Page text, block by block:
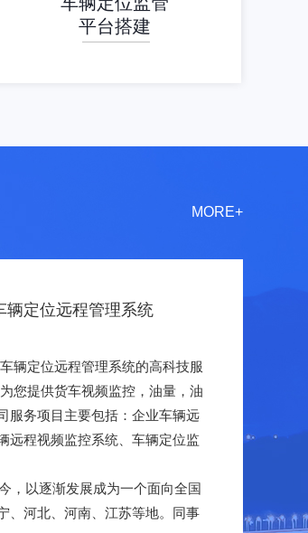
平台搭建
MORE+
辆定位远程管理系统
定位远程管理系统的高科技服
您提供货车视频监控，油量，油
服务项目主要包括：企业车辆远
远程视频监控系统、车辆定位监
以逐渐发展成为一个面向全国
、河北、河南、江苏等地。同事